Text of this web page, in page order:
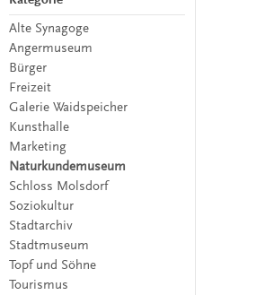
Alte Synagoge
Angermuseum
Bürger
Freizeit
Galerie Waidspeicher
Kunsthalle
Marketing
Naturkundemuseum
Schloss Molsdorf
Soziokultur
Stadtarchiv
Stadtmuseum
Topf und Söhne
Tourismus